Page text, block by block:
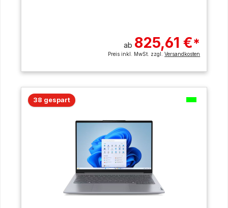
ab 825,61 €*
Preis inkl. MwSt. zzgl.Versandkosten
38 gespart